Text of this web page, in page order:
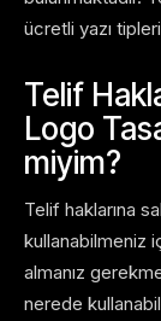
ücretli yazı
Telif
Logo
miyim?
Telif haklarına
kullanabilmeniz
almanız
nerede